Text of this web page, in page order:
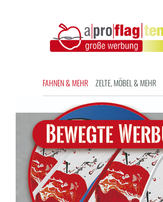
FAHNEN & MEHR ZELTE, MÖBEL & MEHR